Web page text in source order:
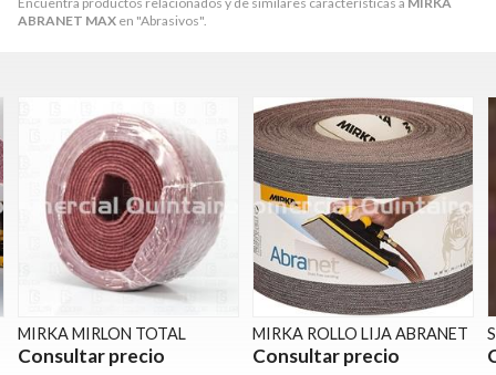
ABRANET MAX en "Abrasivos".
MIRKA ROLLO LIJA ABRANET
Consultar precio
SIA Disco lija 1960 siarexx
Consultar precio